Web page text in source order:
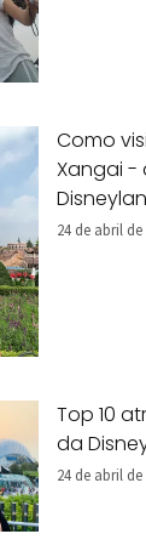
Como
Xangai -
24 de abril de
Top 10
da
24 de abril de